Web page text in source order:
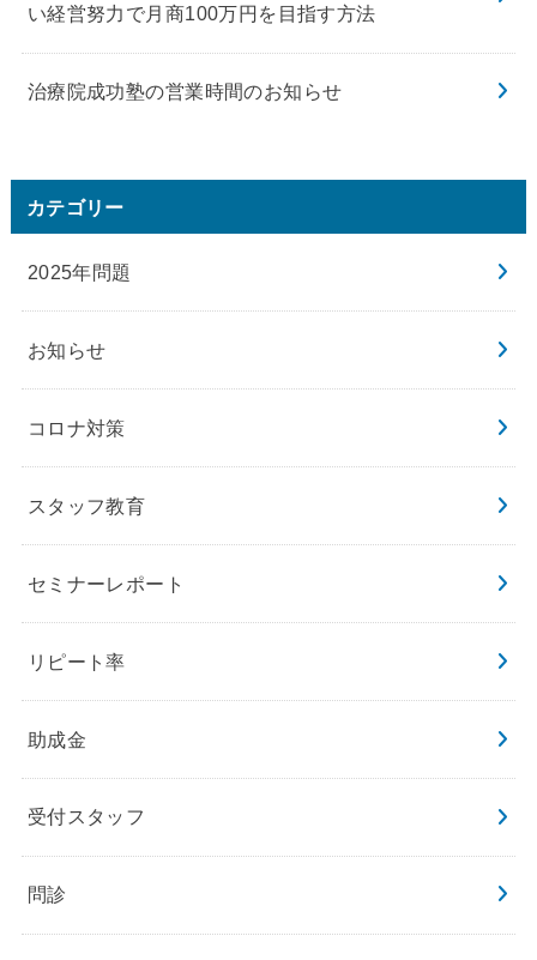
い経営努力で月商100万円を目指す方法
治療院成功塾の営業時間のお知らせ
カテゴリー
2025年問題
お知らせ
コロナ対策
スタッフ教育
セミナーレポート
リピート率
助成金
受付スタッフ
問診